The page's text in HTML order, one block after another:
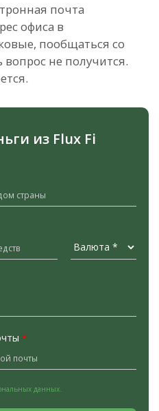
почта
офиса в
пообщаться со
не получится.
из Flux Fi
*
данных.